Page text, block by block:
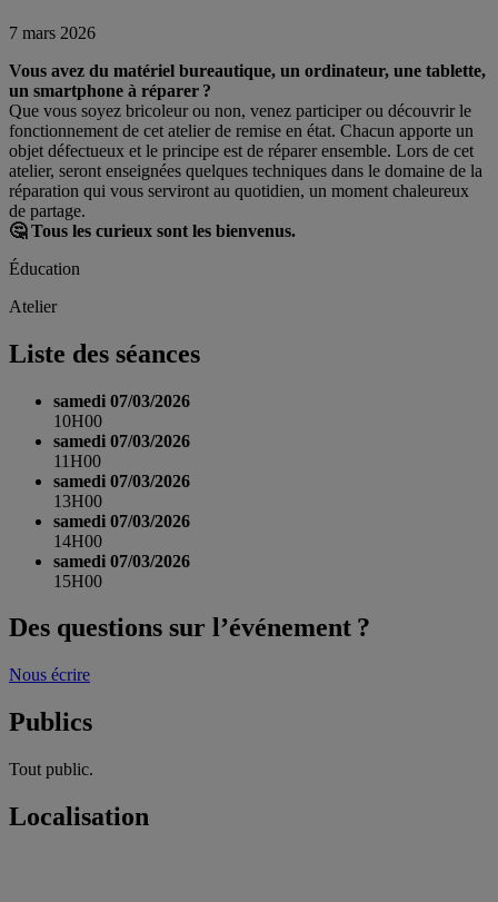
7 mars 2026
Vous avez du matériel bureautique, un ordinateur, une tablette,
un smartphone à réparer ?
Que vous soyez bricoleur ou non, venez participer ou découvrir le
fonctionnement de cet atelier de remise en état. Chacun apporte un
objet défectueux et le principe est de réparer ensemble. Lors de cet
atelier, seront enseignées quelques techniques dans le domaine de la
réparation qui vous serviront au quotidien, un moment chaleureux
de partage.
🤔Tous les curieux sont les bienvenus.
Éducation
Atelier
Liste des séances
samedi 07/03/2026
10H00
samedi 07/03/2026
11H00
samedi 07/03/2026
13H00
samedi 07/03/2026
14H00
samedi 07/03/2026
15H00
Des questions sur l’événement ?
Nous écrire
Publics
Tout public.
Localisation